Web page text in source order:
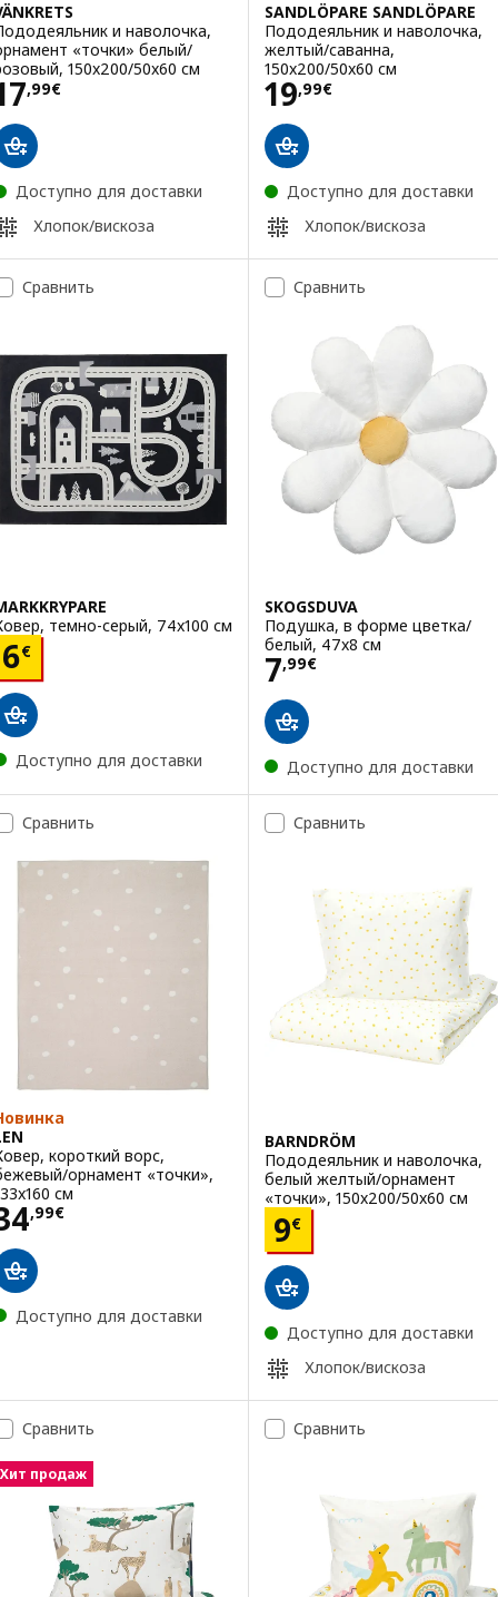
и наволочка,
«точки» белый/
150x200/50x60 см
,99€ 17,99€
Доступно для доставки
Хлопок/вискоза
SANDLÖPARE SANDLÖPARE
Пододеяльник и наволочка,
желтый/саванна,
150x200/50x60 см
19,99€
Цена 19,99€
Доступно для доставки
Хлопок/вискоза
Сравнить
темно-серый, 74x100 см
6€ 6€
Доступно для доставки
Сравнить
SKOGSDUVA
Подушка, в форме цветка/
белый, 47x8 см
7,99€
Цена 7,99€
Доступно для доставки
Сравнить
короткий ворс,
орнамент «точки»,
см
,99€34,99€
Доступно для доставки
Сравнить
BARNDRÖM
Пододеяльник и наволочка,
белый желтый/орнамент
«точки», 150x200/50x60 см
9€
Цена 9€
Доступно для доставки
Хлопок/вискоза
Сравнить
Хит продаж
Сравнить